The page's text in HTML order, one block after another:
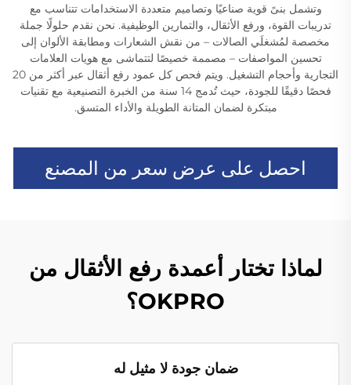
وتشمل بنىً قوية صناعيًا وتصاميم متعددة الاستخدامات تتناسب مع
تدريبات القوة، ورفع الأثقال، والتمارين الوظيفية. نحن نقدم حلولًا جملة
مخصصة لمُشغلَي الصالات – من نقش الشعارات ومطابقة الألوان إلى
تحسين المواصفات – مصممة خصيصًا لتتماشى مع هويات العلامات
التجارية وأحجام التشغيل. ويتم فحص كل عمود رفع أثقال عبر أكثر من 20
فحصًا دقيقًا للجودة، حيث تُدمج 14 سنة من الخبرة التصنيعية مع تقنيات
مبتكرة لضمان المتانة الطويلة والأداء المتسق.
احصل على عرض سعر من المصنع
لماذا تختار أعمدة رفع الأثقال من
OKPRO؟
ضمان جودة لا مثيل له